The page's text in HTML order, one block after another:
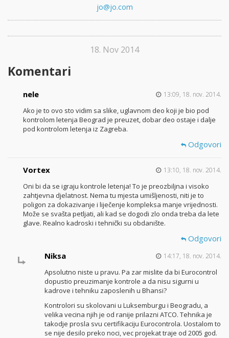
jo@jo.com
18. Nov 2014
Komentari
nele 13:09, 18. nov. 2014.
Ako je to ovo sto vidim sa slike, uglavnom deo koji je bio pod
kontrolom letenja Beograd je preuzet, dobar deo ostaje i dalje
pod kontrolom letenja iz Zagreba.
Odgovori
Vortex 13:10, 18. nov. 2014.
Oni bi da se igraju kontrole letenja! To je preozbiljna i visoko
zahtjevna djelatnost. Nema tu mjesta umišljenosti, niti je to
poligon za dokazivanje i liječenje kompleksa manje vrijednosti.
Može se svašta petljati, ali kad se dogodi zlo onda treba da lete
glave. Realno kadroski i tehnički su obdanište.
Odgovori
Niksa
14:17, 18. nov. 2014.
Apsolutno niste u pravu. Pa zar mislite da bi Eurocontrol
dopustio preuzimanje kontrole a da nisu sigurni u
kadrove i tehniku zaposlenih u Bhansi?
Kontrolori su skolovani u Luksemburgu i Beogradu, a
velika vecina njih je od ranije prilazni ATCO. Tehnika je
takodje prosla svu certifikaciju Eurocontrola. Uostalom to
se nije desilo preko noci, vec projekat traje od 2005 god.